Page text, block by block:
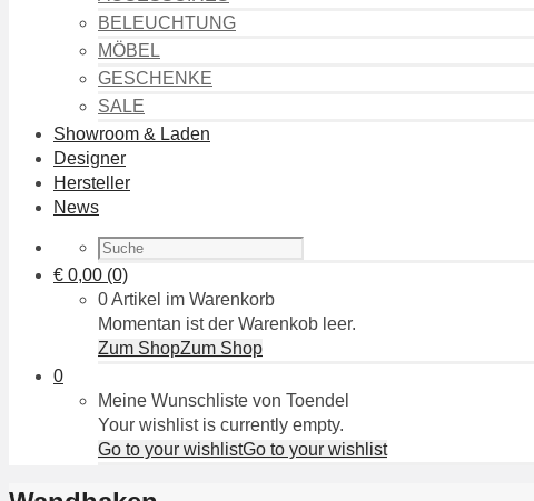
BELEUCHTUNG
MÖBEL
GESCHENKE
SALE
Showroom & Laden
Designer
Hersteller
News
€ 0,00 (0)
0 Artikel im Warenkorb
Momentan ist der Warenkob leer.
Zum ShopZum Shop
0
Meine Wunschliste von Toendel
Your wishlist is currently empty.
Go to your wishlistGo to your wishlist